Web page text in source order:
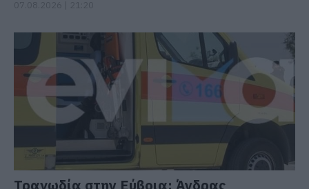
Τραγωδία στην Εύβοια: Άνδρας